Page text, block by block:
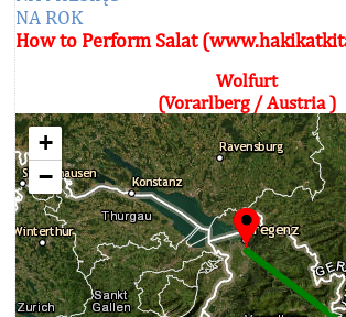
NA ROK
How to Perform Salat
Wolfurt
(Vorarlberg / Austria )
+
−